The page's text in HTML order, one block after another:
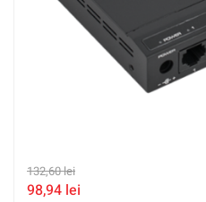
132,60lei
98,94 lei